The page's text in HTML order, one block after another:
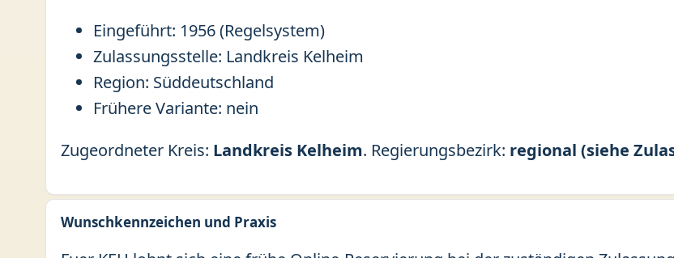
Eingeführt: 1956 (Regelsystem)
Zulassungsstelle: Landkreis Kelheim
Region: Süddeutschland
Frühere Variante: nein
Zugeordneter Kreis: Landkreis Kelheim. Regierungsbezirk: regional (siehe
Wunschkennzeichen und Praxis